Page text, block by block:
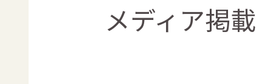
メディア掲載